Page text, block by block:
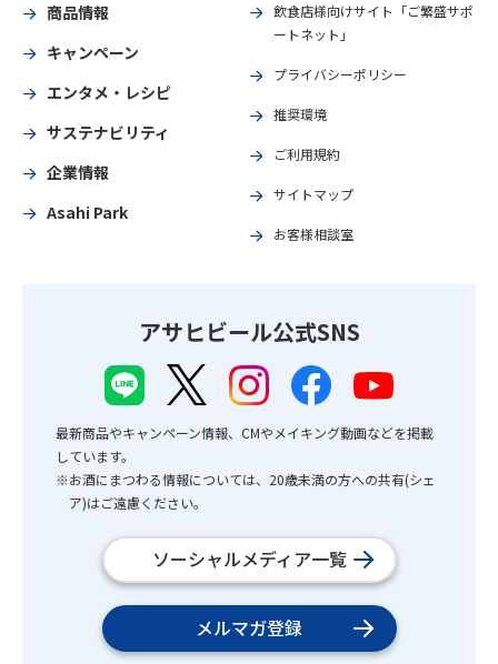
商品情報
キャンペーン
エンタメ・レシピ
サステナビリティ
企業情報
Asahi Park
飲食店様向けサイト「ご繁盛サポ
ートネット」
プライバシーポリシー
推奨環境
ご利用規約
サイトマップ
お客様相談室
アサヒビール公式SNS
最新商品やキャンペーン情報、CMやメイキング動画などを掲載
しています。
※お酒にまつわる情報については、20歳未満の方への共有(シェ
ア)はご遠慮ください。
ソーシャルメディア一覧
メルマガ登録